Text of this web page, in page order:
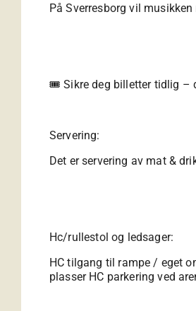
På Sverresborg vil
🎟️ Sikre deg billetter tidlig –
Servering:
Det er servering av mat &
Hc/rullestol og ledsager:
HC tilgang til rampe / eget
plasser HC parkering ved